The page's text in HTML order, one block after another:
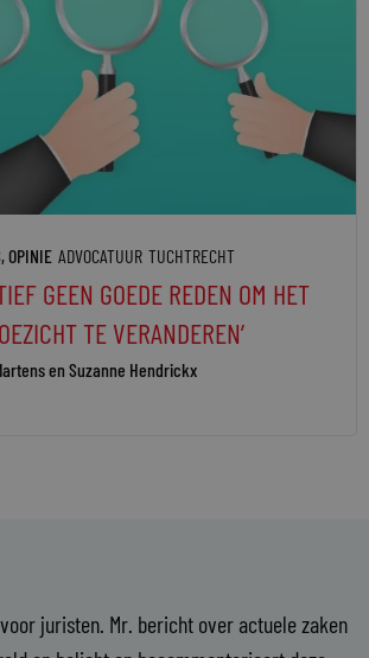
,OPINIE ADVOCATUUR TUCHTRECHT
GEEN GOEDE REDEN OM HET
TE VERANDEREN’
en Suzanne Hendrickx
juristen. Mr. bericht over actuele zaken